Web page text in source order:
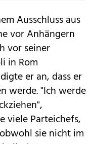
Ausschluss aus
vor Anhängern
vor seiner
in Rom
er an, dass er
werde. "Ich werde
viele Parteichefs,
sie nicht im